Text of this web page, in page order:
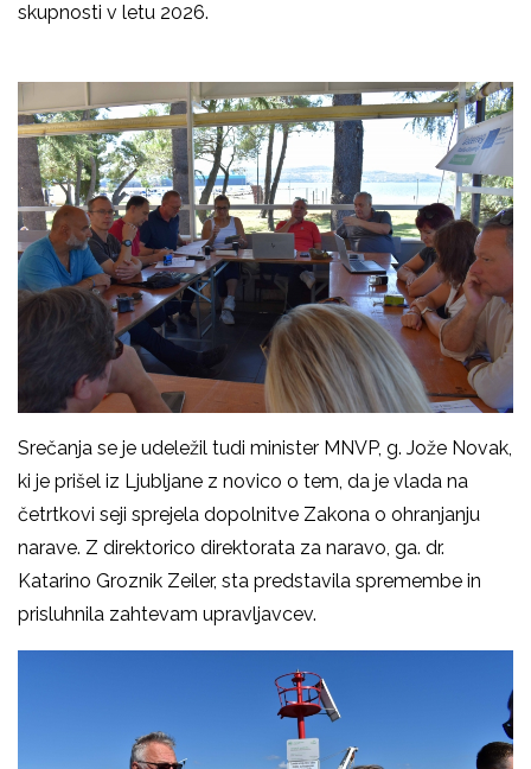
skupnosti v letu 2026.
Srečanja se je udeležil tudi minister MNVP, g. Jože Novak,
ki je prišel iz Ljubljane z novico o tem, da je vlada na
četrtkovi seji sprejela dopolnitve Zakona o ohranjanju
narave. Z direktorico direktorata za naravo, ga. dr.
Katarino Groznik Zeiler, sta predstavila spremembe in
prisluhnila zahtevam upravljavcev.